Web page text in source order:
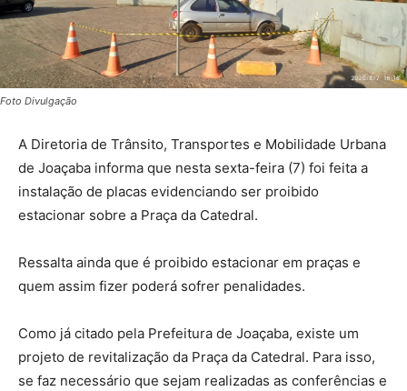
Foto Divulgação
A Diretoria de Trânsito, Transportes e Mobilidade Urbana
de Joaçaba informa que nesta sexta-feira (7) foi feita a
instalação de placas evidenciando ser proibido
estacionar sobre a Praça da Catedral.
Ressalta ainda que é proibido estacionar em praças e
quem assim fizer poderá sofrer penalidades.
Como já citado pela Prefeitura de Joaçaba, existe um
projeto de revitalização da Praça da Catedral. Para isso,
se faz necessário que sejam realizadas as conferências e